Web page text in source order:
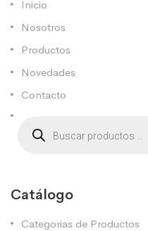
Inicio
Nosotros
Productos
Novedades
Contacto
Catálogo
Categorias de Productos